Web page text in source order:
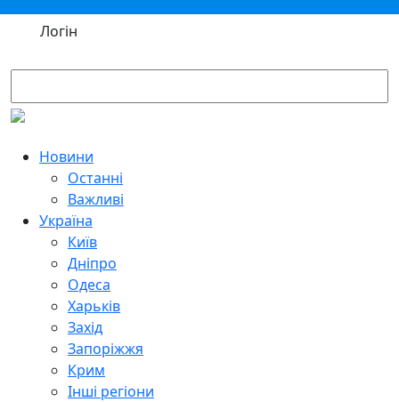
Логін
Новини
Останні
Важливі
Україна
Київ
Дніпро
Одеса
Харьків
Захід
Запоріжжя
Крим
Інші регіони